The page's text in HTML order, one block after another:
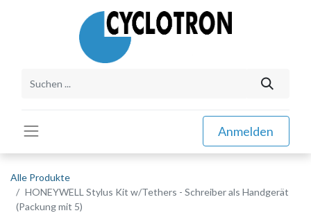
Anmelden
Alle Produkte
HONEYWELL Stylus Kit w/Tethers - Schreiber als Handgerät
(Packung mit 5)